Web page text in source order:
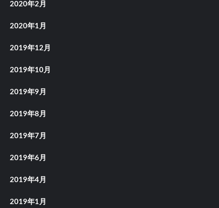
2020年2月
2020年1月
2019年12月
2019年10月
2019年9月
2019年8月
2019年7月
2019年6月
2019年4月
2019年1月